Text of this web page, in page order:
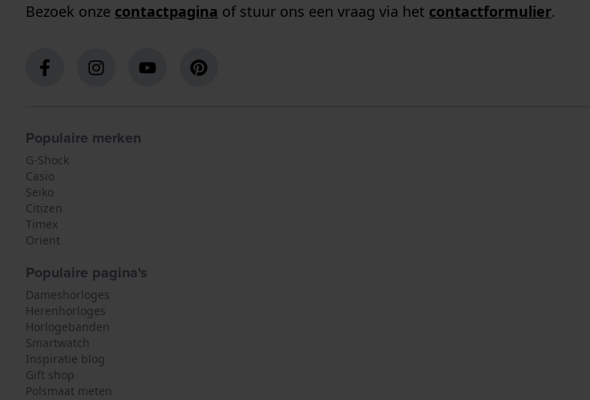
Bezoek onze contactpagina of stuur ons een vraag via het contactformulier.
Populaire merken
G-Shock
Casio
Seiko
Citizen
Timex
Orient
Populaire pagina's
Dameshorloges
Herenhorloges
Horlogebanden
Smartwatch
Inspiratie blog
Gift shop
Polsmaat meten